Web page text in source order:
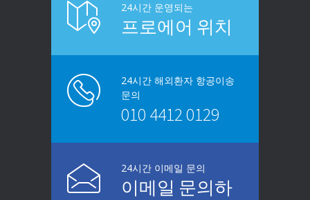
24시간 운영되는
프로에어 위치
24시간 해외환자 항공이송
문의
010 4412 0129
24시간 이메일 문의
이메일 문의하